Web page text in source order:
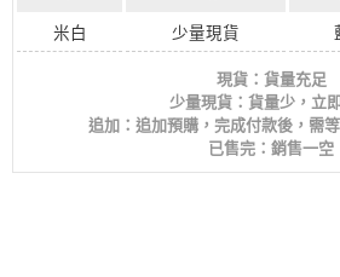
米白 少量現貨
現貨：貨量充足
少量現貨：貨量少，立
追加：追加預購，完成付款後，需
已售完：銷售一空